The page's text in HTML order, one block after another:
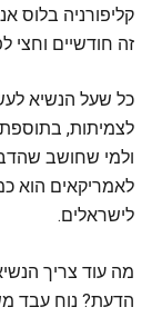
קליפורניה בלוס
זה חודשיים וחצי
כל שעל הנשיא
לצמיתות,
ולמי שחושב
לאמריקאים הוא
לישראלים.
מה עוד צריך
הדעת? נוח עבד